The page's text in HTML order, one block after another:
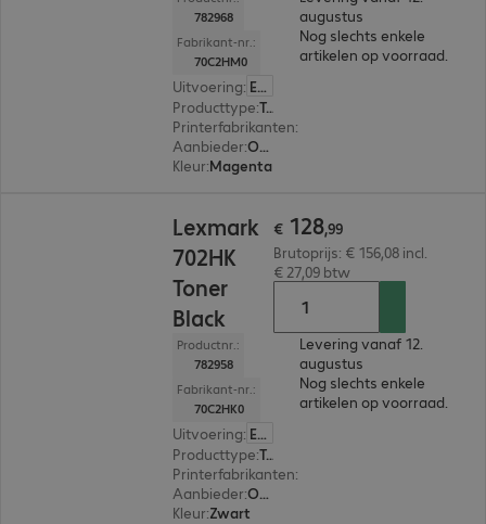
782968
Fabrikant-nr.:
70C2HM0
Uitvoering: Europa
Producttype: Toner
Printerfabrikanten:
Aanbieder:
Origineel
Kleur:Magenta
augustus
Nog slechts enkele
artikelen op voorraad.
Lexmark
702HK
Toner
Black
Productnr.:
782958
Fabrikant-nr.:
70C2HK0
Uitvoering: Europa
Producttype: Toner
Printerfabrikanten:
Aanbieder:
Origineel
Kleur:Zwart
€ 128,99
Brutoprijs: € 156,08 incl.
€ 27,09 btw
Levering vanaf 12.
augustus
Nog slechts enkele
artikelen op voorraad.